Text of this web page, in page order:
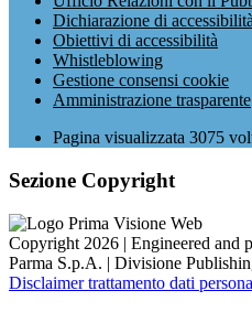
Dichiarazione di
Obiettivi di accessibilità
Whistleblowing
Gestione consensi cookie
Amministrazione trasparente
Pagina visualizzata 3075
Sezione Copyright
Copyright 2026 | Engineered and
Parma S.p.A. | Divisione
Disclaimer trattamento dati